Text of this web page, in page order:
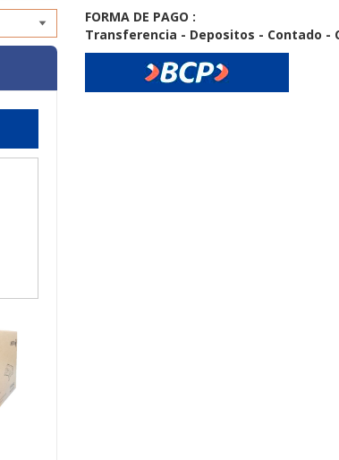
FORMA DE PAGO :
Transferencia - Depositos - Contado -